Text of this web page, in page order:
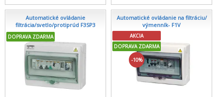
Automatické ovládanie
filtrácia/svetlo/protiprúd F3SP3
DOPRAVA ZDARMA
Automatické ovládanie na filtráciu/
výmenník- F1V
AKCIA
DOPRAVA ZDARMA
-10%